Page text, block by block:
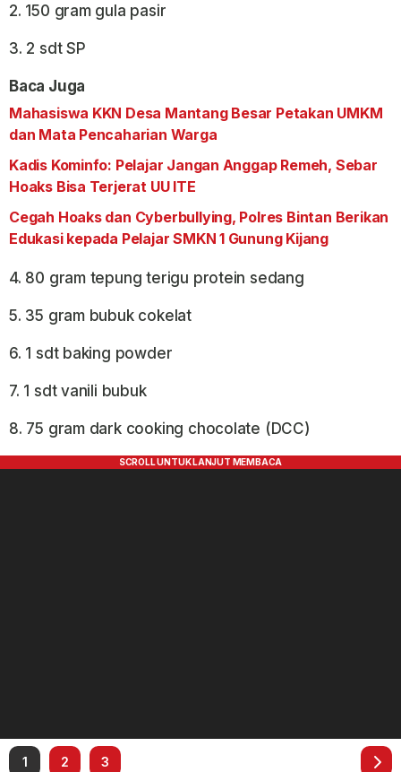
2. 150 gram gula pasir
3. 2 sdt SP
Baca Juga
Mahasiswa KKN Desa Mantang Besar Petakan UMKM
dan Mata Pencaharian Warga
Kadis Kominfo: Pelajar Jangan Anggap Remeh, Sebar
Hoaks Bisa Terjerat UU ITE
Cegah Hoaks dan Cyberbullying, Polres Bintan Berikan
Edukasi kepada Pelajar SMKN 1 Gunung Kijang
4. 80 gram tepung terigu protein sedang
5. 35 gram bubuk cokelat
6. 1 sdt baking powder
7. 1 sdt vanili bubuk
8. 75 gram dark cooking chocolate (DCC)
1 2 3